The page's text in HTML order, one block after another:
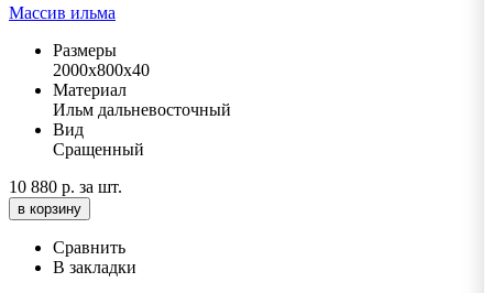
Массив ильма
Размеры
2000х800х40
Материал
Ильм дальневосточный
Вид
Сращенный
10 880 р. за шт.
в корзину
Сравнить
В закладки